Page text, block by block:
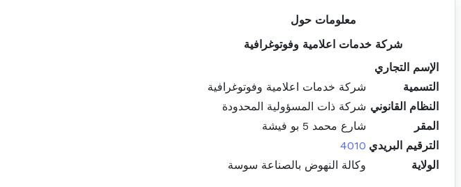
معلومات حول
شركة خدمات اعلامية وفوتوغرافية
الإسم التجاري
التسمية
شركة خدمات اعلامية وفوتوغرافية
النظام القانوني شركة ذات المسؤولية المحدودة
المقر
شارع محمد 5 بو فيشة
الترقيم البريدي 4010
الولاية
وكالة النهوض بالصناعة سوسة